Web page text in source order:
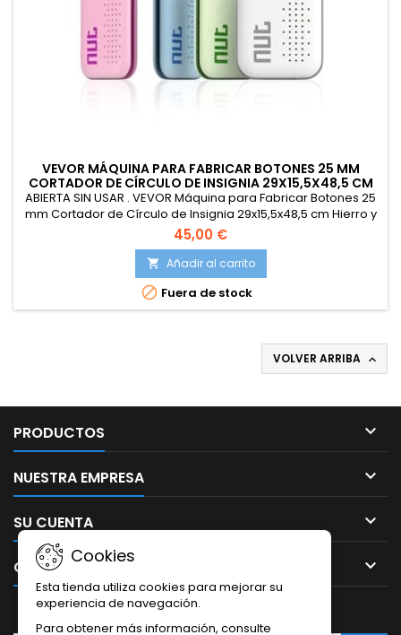
VEVOR MÁQUINA PARA FABRICAR BOTONES 25 MM
CORTADOR DE CÍRCULO DE INSIGNIA 29X15,5X48,5 CM
ABIERTA SIN USAR . VEVOR Máquina para Fabricar Botones 25
mm Cortador de Círculo de Insignia 29x15,5x48,5 cm Hierro y
ABS Máquina para Hacer Pines Chapas Lazos Llaveros
Abrebotellas Personalizadas 500 Piezas
45,00 €
 Añadir al carrito
 Fuera de stock
VOLVER ARRIBA 
PRODUCTOS 
NUESTRA EMPRESA 
SU CUENTA 
CONTACTO 
Cookies
Esta tienda utiliza cookies para mejorar su
experiencia de navegación.
Para obtener más información, consulte
BOLETÍN